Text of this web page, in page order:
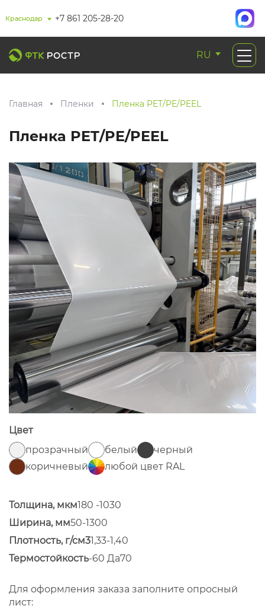
Краснодар +7 861 205-28-20
RU
Главная Пленки Пленка PET/PE/PEEL
Пленка PET/PE/PEEL
Цвет
прозрачный
белый
черный
коричневый
любой цвет RAL
Толщина, мкм180 -1030
Ширина, мм50-1300
Плотность, г/см31,33-1,40
Термостойкость-60 Да70
Для оформления заказа заполните опросный
лист: